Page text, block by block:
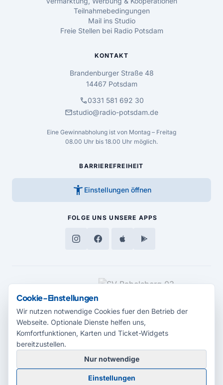
Teilnahmebedingungen
Mail ins Studio
Freie Stellen bei Radio Potsdam
KONTAKT
Brandenburger Straße 48
14467 Potsdam
call0331 581 692 30
mailstudio@radio-potsdam.de
Eine Gewinnabholung ist von Montag – Freitag
08.00 Uhr bis 18.00 Uhr möglich.
BARRIEREFREIHEIT
accessibility_new Einstellungen öffnen
FOLGE UNS UNSERE APPS
MEDIENPARTNER
© 2026 Radio Potsdam. Webseite entwickelt durch dieMedienagentur
Babelsberg
Cookie-Einstellungen
Wir nutzen notwendige Cookies fuer den Betrieb der
Webseite. Optionale Dienste helfen uns,
Komfortfunktionen, Karten und Ticket-Widgets
bereitzustellen.
Nur notwendige
Einstellungen